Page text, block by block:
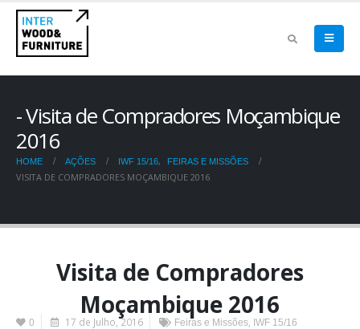
Visita de Compradores Moçambique
2016
HOME AÇÕES IWF 15/16, FEIRAS E MISSÕES
VISITA DE COMPRADORES MOÇAMBIQUE 2016
Visita de Compradores
Moçambique 2016
0 17 de Julho, 2016 Feiras e Missões IWF 15/16